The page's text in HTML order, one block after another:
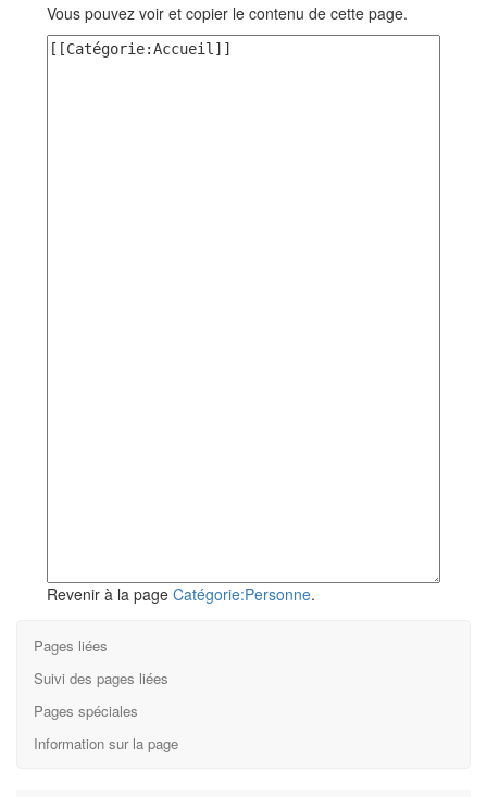
Vous pouvez voir et copier le contenu de cette page.
Revenir à la page Catégorie:Personne.
Pages liées
Suivi des pages liées
Pages spéciales
Information sur la page